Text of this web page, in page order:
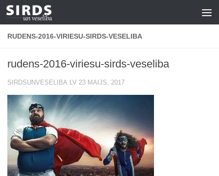
Skip to content
RUDENS-2016-VIRIESU-SIRDS-VESELIBA
rudens-2016-viriesu-sirds-veseliba
SIRDSUNVESELIBA.LV 23 MAIJS, 2017